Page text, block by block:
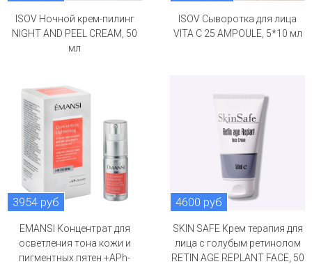
ISOV Ночной крем-пилинг
NIGHT AND PEEL CREAM, 50
мл
ISOV Сыворотка для лица
VITA C 25 AMPOULE, 5*10 мл
3954 руб
EMANSI Концентрат для
осветления тона кожи и
пигментных пятен +APh-
4600 руб
SKIN SAFE Крем терапия для
лица с голубым ретинолом
RETIN AGE REPLANT FACE, 50